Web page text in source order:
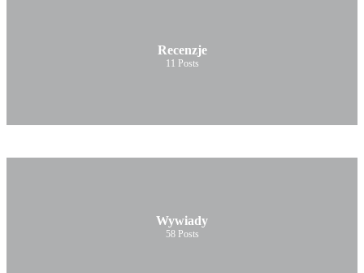
Recenzje
11 Posts
Wywiady
58 Posts